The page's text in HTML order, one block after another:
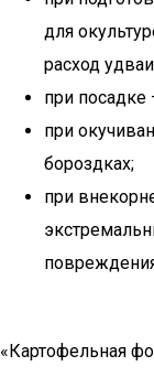
для
расход
при
при
бороздках;
при
«Картофельная